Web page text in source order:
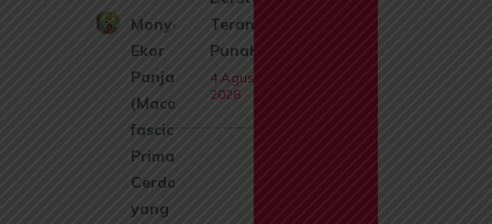
Monyet
Ekor
Panjang
(Macaca
fascicularis):
Primata
Cerdas
yang Kini
Terancam
Punah
4 Agustus
2026